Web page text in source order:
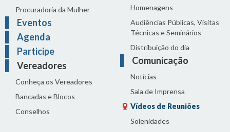
Procuradoria da Mulher
Eventos
Agenda
Participe
Vereadores
Conheça os Vereadores
Bancadas e Blocos
Conselhos
Homenagens
Audiências Públicas, Visitas
Técnicas e Seminários
Distribuição do dia
Comunicação
Notícias
Sala de Imprensa
Vídeos de Reuniões
Solenidades